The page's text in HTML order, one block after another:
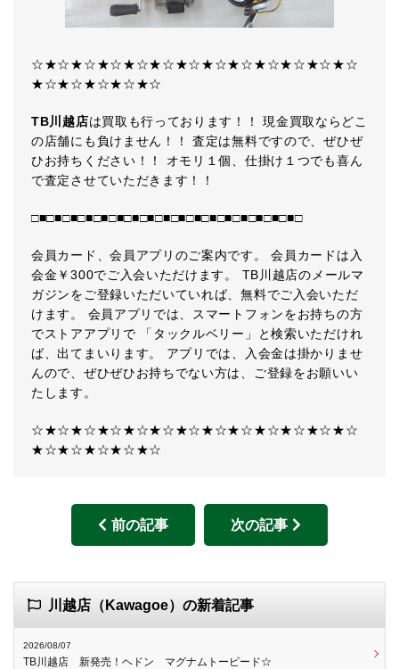
☆★☆★☆★☆★☆★☆★☆★☆★☆★☆★☆★☆★☆
★☆★☆★☆★☆★☆
TB川越店は買取も行っております！！ 現金買取ならどこ
の店舗にも負けません！！ 査定は無料ですので、ぜひぜ
ひお持ちください！！ オモリ１個、仕掛け１つでも喜ん
で査定させていただきます！！
□■□■□■□■□■□■□■□■□■□■□■□■□■□■□■□■□■□
会員カード、会員アプリのご案内です。 会員カードは入
会金￥300でご入会いただけます。 TB川越店のメールマ
ガジンをご登録いただいていれば、無料でご入会いただ
けます。 会員アプリでは、スマートフォンをお持ちの方
でストアアプリで 「タックルベリー」と検索いただけれ
ば、出てまいります。 アプリでは、入会金は掛かりませ
んので、ぜひぜひお持ちでない方は、ご登録をお願いい
たします。
☆★☆★☆★☆★☆★☆★☆★☆★☆★☆★☆★☆★☆
★☆★☆★☆★☆★☆
前の記事 次の記事
川越店（Kawagoe）の新着記事
2026/08/07
TB川越店 新発売！ヘドン マグナムトーピード☆